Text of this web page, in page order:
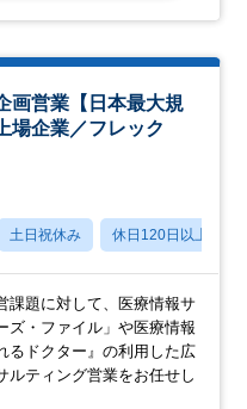
画営業【日本最大規
場企業／フレック
土日祝休み 休日120日以上
課題に対して、医療情報サ
ズ・ファイル」や医療情報
るドクター』の利用した広
ルティング営業をお任せし